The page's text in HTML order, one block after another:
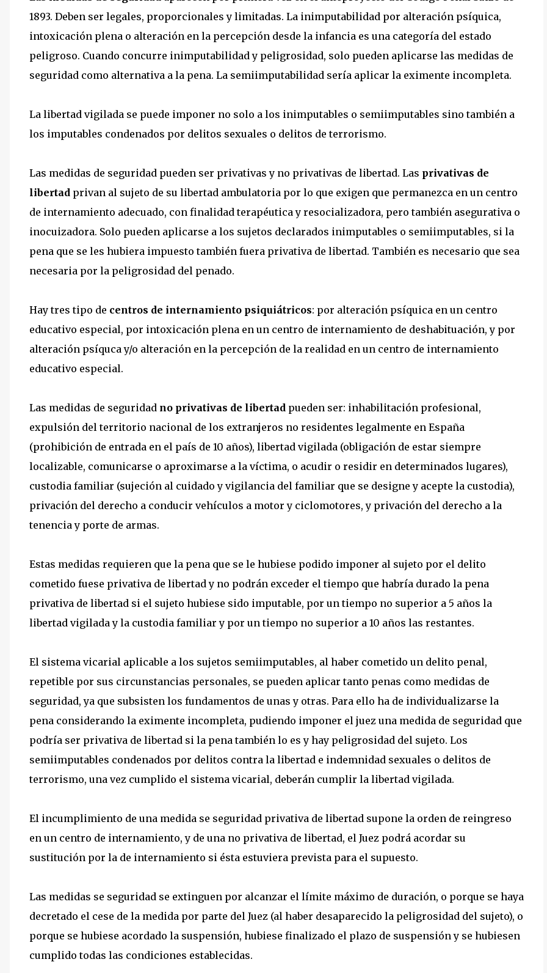
1893. Deben ser legales, proporcionales y limitadas. La inimputabilidad por alteración psíquica,
intoxicación plena o alteración en la percepción desde la infancia es una categoría del estado
peligroso. Cuando concurre inimputabilidad y peligrosidad, solo pueden aplicarse las medidas de
seguridad como alternativa a la pena. La semiimputabilidad sería aplicar la eximente incompleta.
La libertad vigilada se puede imponer no solo a los inimputables o semiimputables sino también a
los imputables condenados por delitos sexuales o delitos de terrorismo.
Las medidas de seguridad pueden ser privativas y no privativas de libertad. Las privativas de
libertad privan al sujeto de su libertad ambulatoria por lo que exigen que permanezca en un centro
de internamiento adecuado, con finalidad terapéutica y resocializadora, pero también asegurativa o
inocuizadora. Solo pueden aplicarse a los sujetos declarados inimputables o semiimputables, si la
pena que se les hubiera impuesto también fuera privativa de libertad. También es necesario que sea
necesaria por la peligrosidad del penado.
Hay tres tipo de centros de internamiento psiquiátricos: por alteración psíquica en un centro
educativo especial, por intoxicación plena en un centro de internamiento de deshabituación, y por
alteración psíquca y/o alteración en la percepción de la realidad en un centro de internamiento
educativo especial.
Las medidas de seguridad no privativas de libertad pueden ser: inhabilitación profesional,
expulsión del territorio nacional de los extranjeros no residentes legalmente en España
(prohibición de entrada en el país de 10 años), libertad vigilada (obligación de estar siempre
localizable, comunicarse o aproximarse a la víctima, o acudir o residir en determinados lugares),
custodia familiar (sujeción al cuidado y vigilancia del familiar que se designe y acepte la custodia),
privación del derecho a conducir vehículos a motor y ciclomotores, y privación del derecho a la
tenencia y porte de armas.
Estas medidas requieren que la pena que se le hubiese podido imponer al sujeto por el delito
cometido fuese privativa de libertad y no podrán exceder el tiempo que habría durado la pena
privativa de libertad si el sujeto hubiese sido imputable, por un tiempo no superior a 5 años la
libertad vigilada y la custodia familiar y por un tiempo no superior a 10 años las restantes.
El sistema vicarial aplicable a los sujetos semiimputables, al haber cometido un delito penal,
repetible por sus circunstancias personales, se pueden aplicar tanto penas como medidas de
seguridad, ya que subsisten los fundamentos de unas y otras. Para ello ha de individualizarse la
pena considerando la eximente incompleta, pudiendo imponer el juez una medida de seguridad que
podría ser privativa de libertad si la pena también lo es y hay peligrosidad del sujeto. Los
semiimputables condenados por delitos contra la libertad e indemnidad sexuales o delitos de
terrorismo, una vez cumplido el sistema vicarial, deberán cumplir la libertad vigilada.
El incumplimiento de una medida se seguridad privativa de libertad supone la orden de reingreso
en un centro de internamiento, y de una no privativa de libertad, el Juez podrá acordar su
sustitución por la de internamiento si ésta estuviera prevista para el supuesto.
Las medidas se seguridad se extinguen por alcanzar el límite máximo de duración, o porque se haya
decretado el cese de la medida por parte del Juez (al haber desaparecido la peligrosidad del sujeto), o
porque se hubiese acordado la suspensión, hubiese finalizado el plazo de suspensión y se hubiesen
cumplido todas las condiciones establecidas.